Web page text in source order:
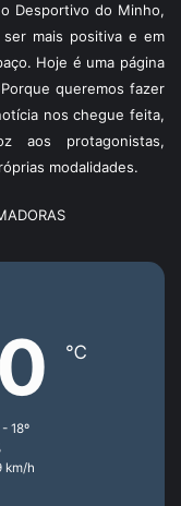
Desportivo do Minho,
mais positiva e em
Hoje é uma página
queremos fazer
nos chegue feita,
aos protagonistas,
modalidades.
℃
18º
km/h